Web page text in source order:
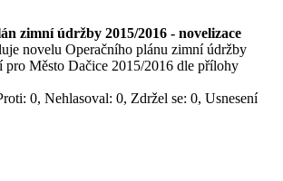
zimní údržby 2015/2016 - novelizace
novelu Operačního plánu zimní údržby
pro Město Dačice 2015/2016 dle přílohy
0, Nehlasoval: 0, Zdržel se: 0, Usnesení